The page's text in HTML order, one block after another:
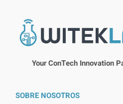
Your ConTech Innovation
SOBRE NOSOTROS